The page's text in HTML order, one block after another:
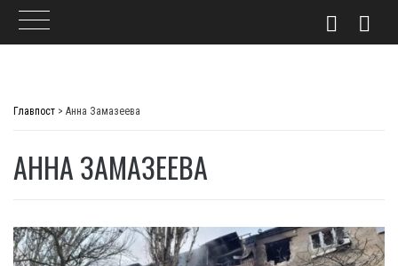
Главпост > Анна Замазеева
АННА ЗАМАЗЕЕВА